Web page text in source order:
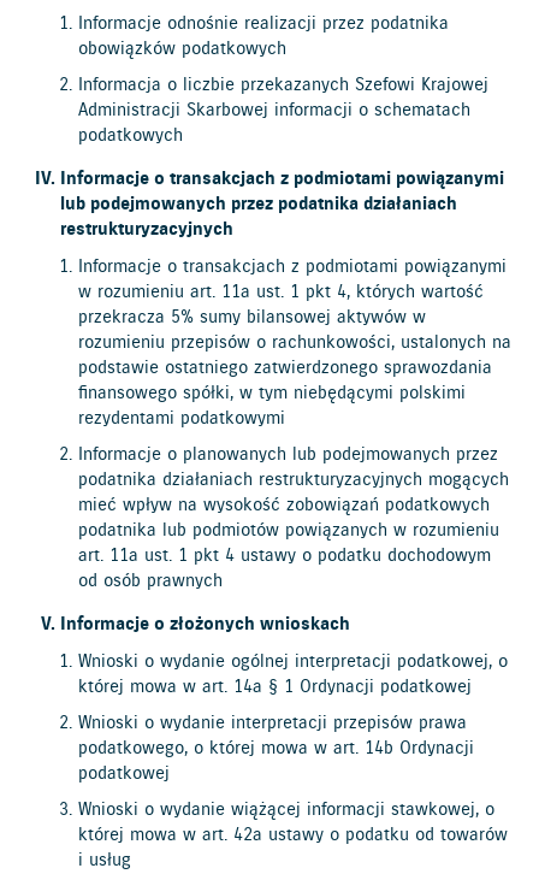
Informacje odnośnie realizacji przez podatnika
obowiązków podatkowych
Informacja o liczbie przekazanych Szefowi Krajowej
Administracji Skarbowej informacji o schematach
podatkowych
Informacje o transakcjach z podmiotami powiązanymi
lub podejmowanych przez podatnika działaniach
restrukturyzacyjnych
Informacje o transakcjach z podmiotami powiązanymi
w rozumieniu art. 11a ust. 1 pkt 4, których wartość
przekracza 5% sumy bilansowej aktywów w
rozumieniu przepisów o rachunkowości, ustalonych na
podstawie ostatniego zatwierdzonego sprawozdania
finansowego spółki, w tym niebędącymi polskimi
rezydentami podatkowymi
Informacje o planowanych lub podejmowanych przez
podatnika działaniach restrukturyzacyjnych mogących
mieć wpływ na wysokość zobowiązań podatkowych
podatnika lub podmiotów powiązanych w rozumieniu
art. 11a ust. 1 pkt 4 ustawy o podatku dochodowym
od osób prawnych
Informacje o złożonych wnioskach
Wnioski o wydanie ogólnej interpretacji podatkowej, o
której mowa w art. 14a § 1 Ordynacji podatkowej
Wnioski o wydanie interpretacji przepisów prawa
podatkowego, o której mowa w art. 14b Ordynacji
podatkowej
Wnioski o wydanie wiążącej informacji stawkowej, o
której mowa w art. 42a ustawy o podatku od towarów
i usług